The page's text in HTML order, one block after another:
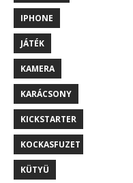
IPHONE
JÁTÉK
KAMERA
KARÁCSONY
KICKSTARTER
KOCKASFUZET
KÜTYÜ